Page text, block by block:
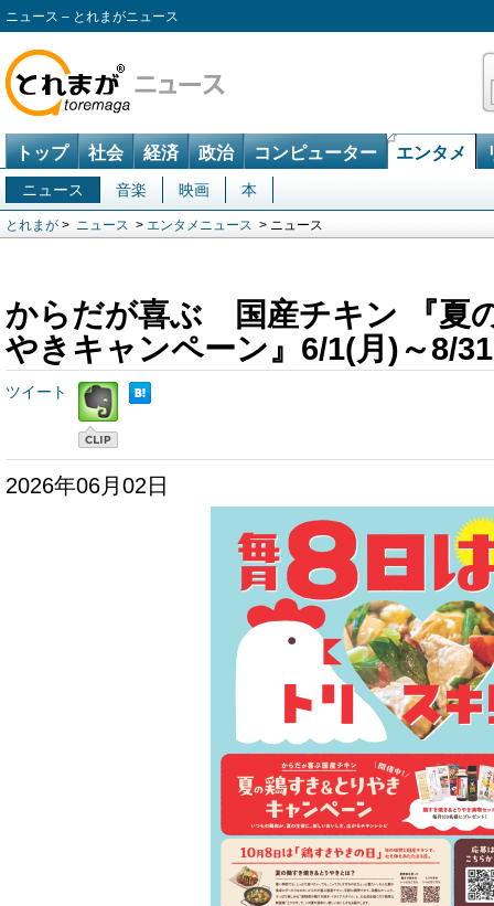
ニュース – とれまがニュース
トップ 社会 経済 政治 コンピューター エンタメ
ニュース 音楽 映画 本
とれまが > ニュース > エンタメニュース > ニュース
からだが喜ぶ 国産チキン 『夏
やきキャンペーン』6/1(月)～8/
ツイート
2026年06月02日